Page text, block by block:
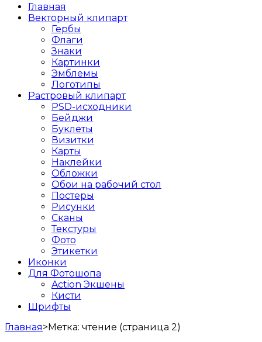
Главная
Векторный клипарт
Гербы
Флаги
Знаки
Картинки
Эмблемы
Логотипы
Растровый клипарт
PSD-исходники
Бейджи
Буклеты
Визитки
Карты
Наклейки
Обложки
Обои на рабочий стол
Постеры
Рисунки
Сканы
Текстуры
Фото
Этикетки
Иконки
Для Фотошопа
Action Экшены
Кисти
Шрифты
Главная>Метка: чтение (страница 2)